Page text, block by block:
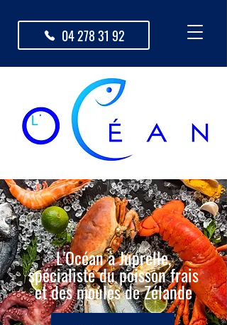
04 278 31 92
L'Océan à Juprelle,
spécialiste du poisson frais
et des moules de Zélande